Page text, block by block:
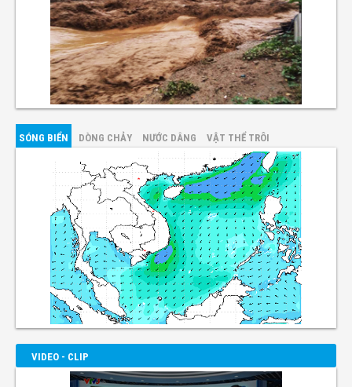
SÓNG BIỂN DÒNG CHẢY NƯỚC DÂNG VẬT THỂ TRÔI
VIDEO - CLIP